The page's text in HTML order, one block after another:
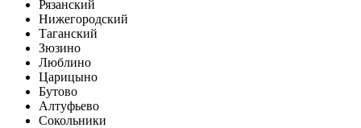
Рязанский
Нижегородский
Таганский
Зюзино
Люблино
Царицыно
Бутово
Алтуфьево
Сокольники